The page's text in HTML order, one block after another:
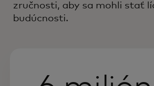
zručnosti, aby sa mohli stať
budúcnosti.